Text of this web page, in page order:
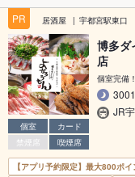
PR
居酒屋 宇都宮駅東口
個室
カード
禁煙席
喫煙席
博多ダ
店
個室完備
JR
【アプリ予約限定】最大800ポ